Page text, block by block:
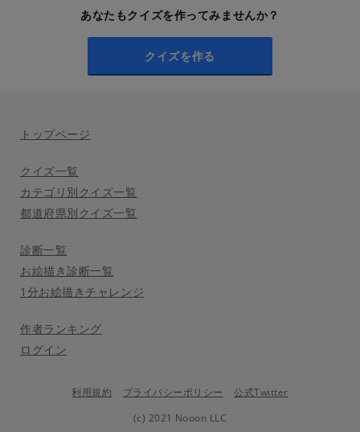
あなたもクイズを作ってみませんか？
クイズを作る
トップページ
クイズ一覧
カテゴリ別クイズ一覧
都道府県別クイズ一覧
診断一覧
お絵描き診断一覧
1分お絵描きチャレンジ
作者ランキング
ログイン
利用規約 プライバシーポリシー
公式Twitter
(c) 2021 Nooon LLC